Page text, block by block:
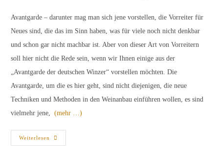
Avantgarde – darunter mag man sich jene vorstellen, die Vorreiter für
Neues sind, die das im Sinn haben, was für viele noch nicht denkbar
und schon gar nicht machbar ist. Aber von dieser Art von Vorreitern
soll hier nicht die Rede sein, wenn wir Ihnen einige aus der
„Avantgarde der deutschen Winzer“ vorstellen möchten. Die
Avantgarde, um die es hier geht, sind nicht diejenigen, die neue
Techniken und Methoden in den Weinanbau einführen wollen, es sind
vielmehr jene,(mehr …)
Weiterlesen
Mitgliederversammlung